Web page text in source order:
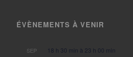
ÉVÈNEMENTS À VENIR
SEP 18 h 30 min à 23 h 00 min